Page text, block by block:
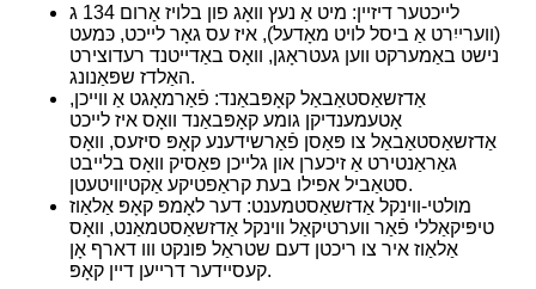
לייכטער דיזיין: מיט אַ נעץ וואָג פון בלויז אַרום 134 ג
(ווערייִרט אַ ביסל לויט מאָדעל), איז עס גאָר לייכט, כּמעט
נישט באַמערקט ווען געטראָגן, וואָס באַדייטנד רעדוצירט
האַלדז שפּאַנונג.
אַדזשאַסטאַבאַל קאָפּבאַנד: פֿאַרמאָגט אַ ווייכן,
אָטעמענדיקן גומע קאָפּבאַנד וואָס איז לייכט
אַדזשאַסטאַבאַל צו פּאַסן פֿאַרשידענע קאָפּ סיזעס, וואָס
גאַראַנטירט אַ זיכערן און גלייכן פּאַסיק וואָס בלייבט
סטאַביל אפילו בעת קראַפטיקע אַקטיוויטעטן.
מולטי-ווינקל אַדזשאַסטמענט: דער לאָמפּ קאָפּ אַלאַוז
טיפּיקאַללי פֿאַר ווערטיקאַל ווינקל אַדזשאַסטמאַנט, וואָס
אַלאַוז איר צו ריכטן דעם שטראַל פּונקט ווו דארף אָן
קעסיידער דרייען דיין קאָפּ.